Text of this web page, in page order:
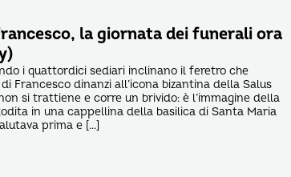
la giornata dei funerali ora
i quattordici sediari inclinano il feretro che
Francesco dinanzi all’icona bizantina della Salus
si trattiene e corre un brivido: è l’immagine della
in una cappellina della basilica di Santa Maria
prima e […]